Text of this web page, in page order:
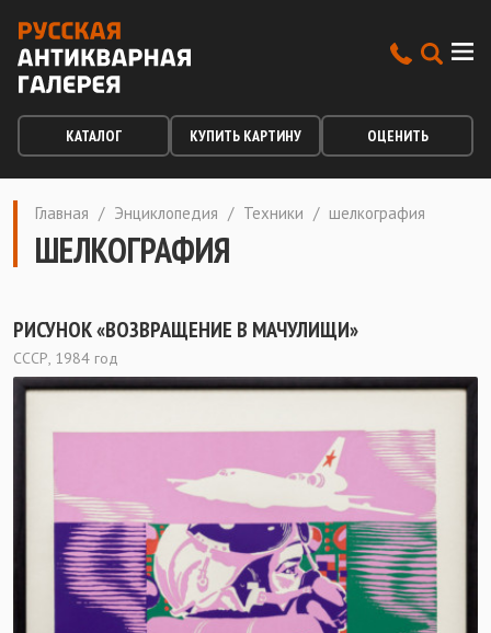
КАТАЛОГ КУПИТЬ КАРТИНУ ОЦЕНИТЬ
Главная / Энциклопедия / Техники / шелкография
ШЕЛКОГРАФИЯ
РИСУНОК «ВОЗВРАЩЕНИЕ В МАЧУЛИЩИ»
СССР, 1984 год